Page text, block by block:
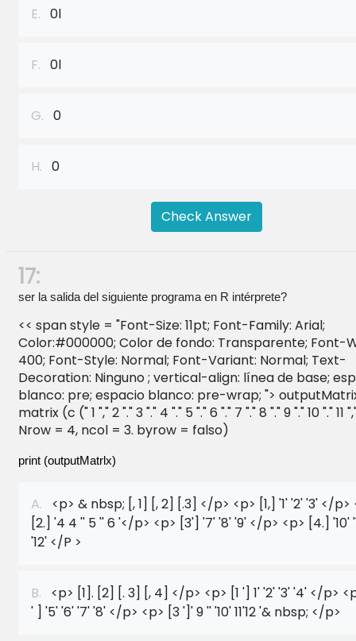
E. 0l
F. 0l
G. 0
H. 0
Check Answer
17:
ser la salida del siguiente programa en R intérprete?
<< span style = "Font-Size: 11pt; Font-Family: Arial;
Color:#000000; Color de fondo: Transparente; Font-
400; Font-Style: Normal; Font-Variant: Normal; Text-
Decoration: Ninguno ; vertical-align: línea de base;
blanco: pre; espacio blanco: pre-wrap; ">
matrix (c (" 1 "," 2 "." 3 "." 4 "." 5 "." 6 "." 7 "." 8 "." 9 "." 10 "." 11
Nrow = 4, ncol = 3. byrow = falso)
print (outputMatrlx)
A. <p> & nbsp; [, 1] [, 2] [.3] </p> <p> [1,] '1' '2' '3' </p>
[2.] '4 4 '' 5 '' 6 '</p> <p> [3'] '7' '8' '9' </p> <p> [4.] '10'
'12' </P >
B. <p> [1]. [2] [. 3] [, 4] </p> <p> [1 '] 1' '2' '3' '4' </p>
' ] '5' '6' '7' '8' </p> <p> [3 ']' 9 '' '10' 11'12 '& nbsp; </p>